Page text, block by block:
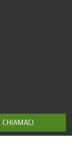
CHIAMACI